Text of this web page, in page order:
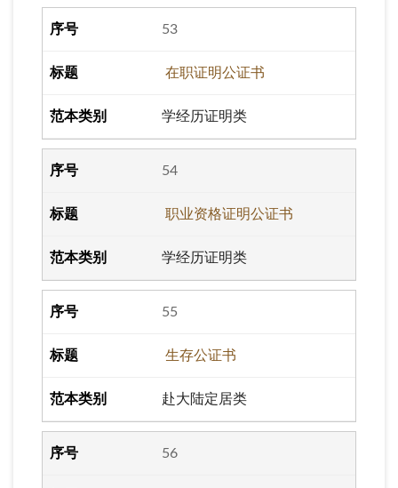
53
在职证明公证书
学经历证明类
54
职业资格证明公证书
学经历证明类
55
生存公证书
赴大陆定居类
56